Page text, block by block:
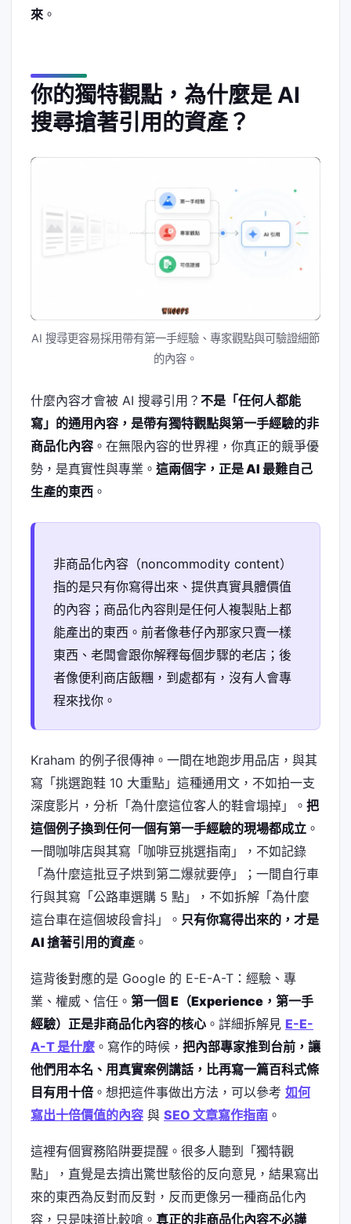
來 。
你的獨特觀點，為什麼是 AI
搜尋搶著引用的資產？
AI 搜尋更容易採用帶有第一手經驗、專家觀點與可驗證細節
的內容。
什麼內容才會被 AI 搜尋引用？ 不是「任何人都能
寫」的通用內容，是帶有獨特觀點與第一手經驗的非
商品化內容 。在無限內容的世界裡，你真正的競爭優
勢，是真實性與專業。 這兩個字，正是 AI 最難自己
生產的東西 。
非商品化內容（noncommodity content）
指的是只有你寫得出來、提供真實具體價值
的內容；商品化內容則是任何人複製貼上都
能產出的東西。前者像巷仔內那家只賣一樣
東西、老闆會跟你解釋每個步驟的老店；後
者像便利商店飯糰，到處都有，沒有人會專
程來找你。
Kraham 的例子很傳神。一間在地跑步用品店，與其
寫「挑選跑鞋 10 大重點」這種通用文，不如拍一支
深度影片，分析「為什麼這位客人的鞋會塌掉」。 把
這個例子換到任何一個有第一手經驗的現場都成立 。
一間咖啡店與其寫「咖啡豆挑選指南」，不如記錄
「為什麼這批豆子烘到第二爆就要停」；一間自行車
行與其寫「公路車選購 5 點」，不如拆解「為什麼
這台車在這個坡段會抖」。 只有你寫得出來的，才是
AI 搶著引用的資產 。
這背後對應的是 Google 的 E-E-A-T：經驗、專
業、權威、信任。 第一個 E（Experience，第一手
經驗）正是非商品化內容的核心 。詳細拆解見 E-E-
A-T 是什麼 。寫作的時候， 把內部專家推到台前，讓
他們用本名、用真實案例講話，比再寫一篇百科式條
目有用十倍 。想把這件事做出方法，可以參考 如何
寫出十倍價值的內容 與 SEO 文章寫作指南 。
這裡有個實務陷阱要提醒。很多人聽到「獨特觀
點」，直覺是去擠出驚世駭俗的反向意見，結果寫出
來的東西為反對而反對，反而更像另一種商品化內
容，只是味道比較嗆。 真正的非商品化內容不必譁